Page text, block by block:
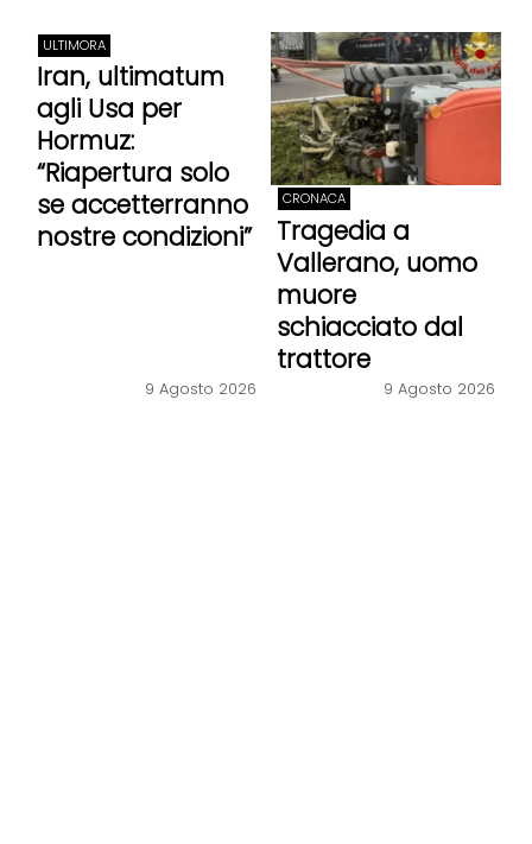
ULTIMORA
Iran, ultimatum
agli Usa per
Hormuz:
“Riapertura solo
se accetterranno
nostre condizioni”
9 Agosto 2026
CRONACA
Tragedia a
Vallerano, uomo
muore
schiacciato dal
trattore
9 Agosto 2026